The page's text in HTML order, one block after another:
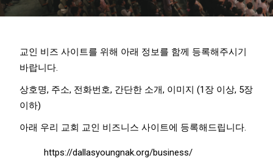
교인 비즈 사이트를 위해 아래 정보를 함께 등록해주시기
바랍니다.
상호명, 주소, 전화번호, 간단한 소개, 이미지 (1장 이상, 5장
이하)
아래 우리 교회 교인 비즈니스 사이트에 등록해드립니다.
https://dallasyoungnak.org/business/